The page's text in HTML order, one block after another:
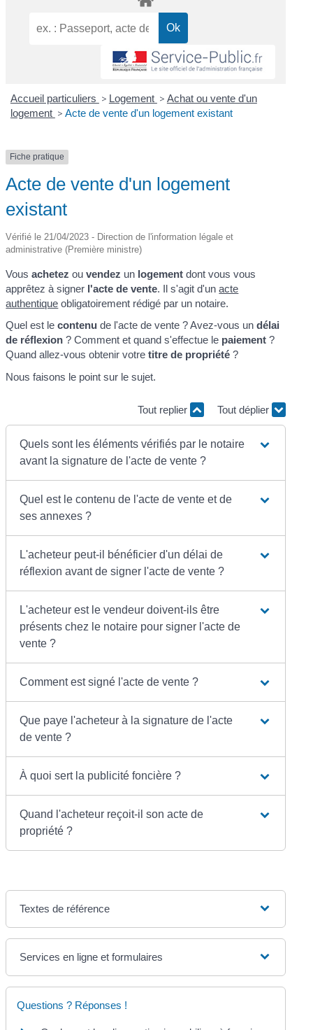
Accueil particuliers > Logement > Achat ou vente d'un
logement > Acte de vente d'un logement existant
Fiche pratique
Acte de vente d'un logement
existant
Vérifié le 21/04/2023 - Direction de l'information légale et
administrative (Première ministre)
Vousachetez ouvendez un logement dont vous vous
apprêtez à signer l'acte de vente. Il s'agit d'unacte
authentique obligatoirement rédigé par un notaire.
Quel est lecontenu de l'acte de vente ? Avez-vous undélai
de réflexion ? Comment et quand s'effectue le paiement ?
Quand allez-vous obtenir votretitre de propriété ?
Nous faisons le point sur le sujet.
Tout replier Tout déplier
Quels sont les éléments vérifiés par le notaire
avant la signature de l'acte de vente ?
Quel est le contenu de l'acte de vente et de
ses annexes ?
L'acheteur peut-il bénéficier d'un délai de
réflexion avant de signer l'acte de vente ?
L'acheteur est le vendeur doivent-ils être
présents chez le notaire pour signer l'acte de
vente ?
Comment est signé l'acte de vente ?
Que paye l'acheteur à la signature de l'acte
de vente ?
À quoi sert la publicité foncière ?
Quand l'acheteur reçoit-il son acte de
propriété ?
Textes de référence
Services en ligne et formulaires
Questions ? Réponses !